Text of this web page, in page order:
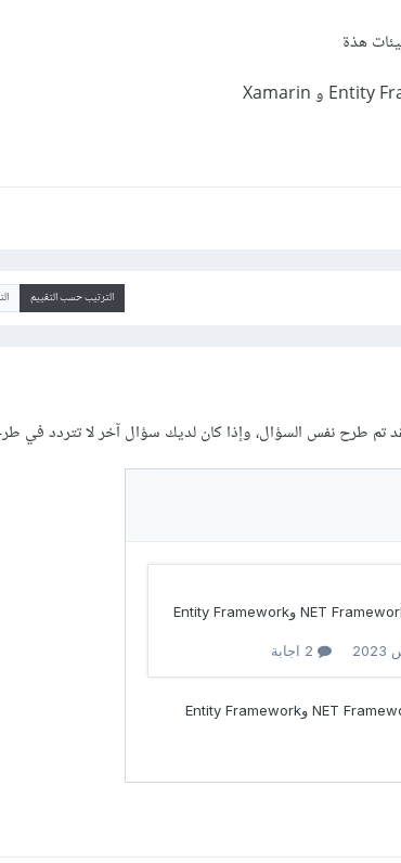
هذة
الترتيب حسب التقييم
تم طرح نفس السؤال، وإذا كان لديك سؤال آخر لا تتردد في